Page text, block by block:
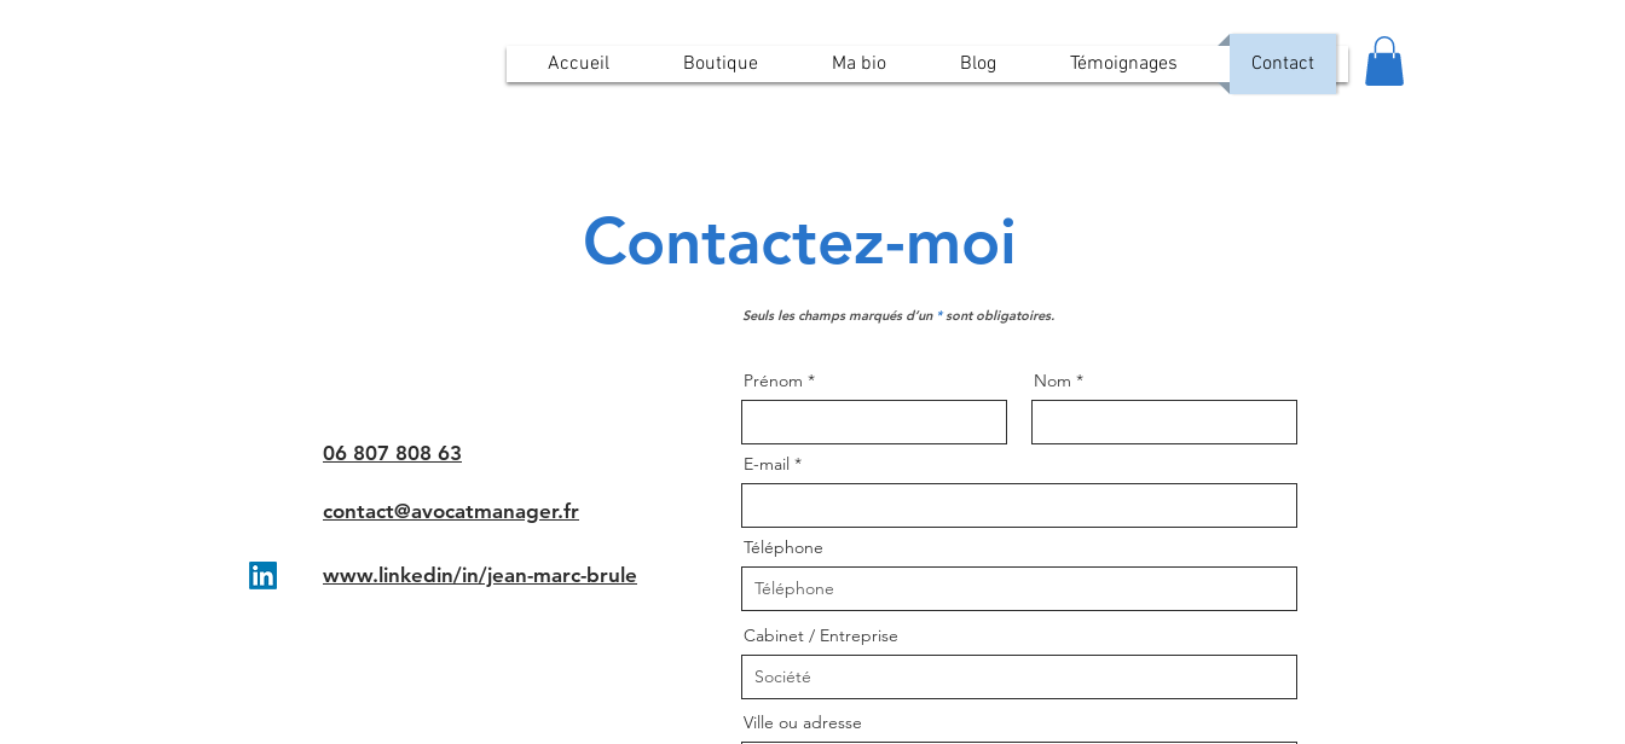
Accueil Boutique Ma bio Blog Témoignages Contact
Contactez-moi
Seuls les champs marqués d’un *sont obligatoires.
06 807 808 63
contact@avocatmanager.fr
www.linkedin/in/jean-marc-brule
Prénom Nom
E-mail
Téléphone
Cabinet / Entreprise
Ville ou adresse